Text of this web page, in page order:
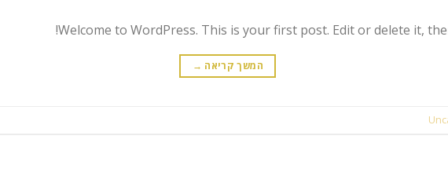
Welcome to WordPress. This is your first post. Edit or delete it,
המשך קריאה →